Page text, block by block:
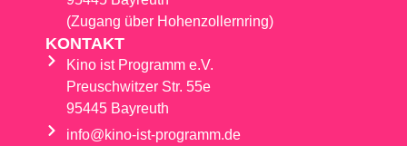
(Zugang über Hohenzollernring)
KONTAKT
Kino ist Programm e.V.
Preuschwitzer Str. 55e
95445 Bayreuth
info@kino-ist-programm.de